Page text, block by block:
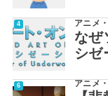
アニメ
なぜ
シゼ
アニメ